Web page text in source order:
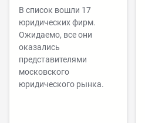
В список вошли 17
юридических фирм.
Ожидаемо, все они
оказались
представителями
московского
юридического рынка.